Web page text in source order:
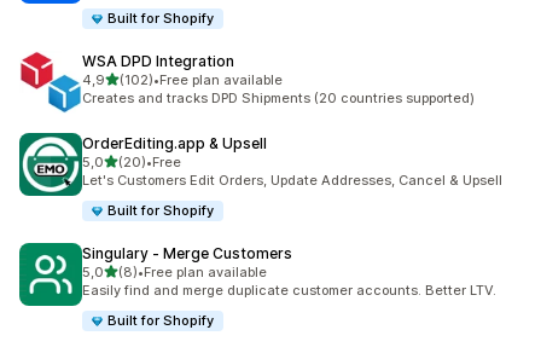
Built for Shopify
WSA DPD Integration
4,9na 5 gwiazdek
(102)
Łączna liczba recenzji: 102
•Free plan available
Creates and tracks DPD Shipments (20 countries supported)
OrderEditing.app & Upsell
5,0na 5 gwiazdek
(20)
Łączna liczba recenzji: 20
•Free
Let's Customers Edit Orders, Update Addresses, Cancel & Upsell
Built for Shopify
Singulary ‑ Merge Customers
5,0na 5 gwiazdek
(8)
Łączna liczba recenzji: 8
•Free plan available
Easily find and merge duplicate customer accounts. Better LTV.
Built for Shopify